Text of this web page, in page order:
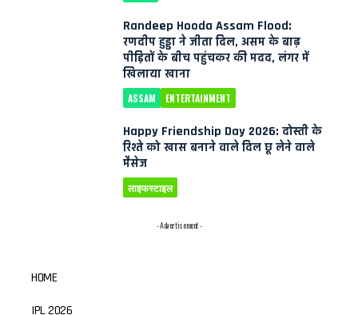
Randeep Hooda Assam Flood:
रणदीप हुड्डा ने जीता दिल, असम के बाढ़
पीड़ितों के बीच पहुंचकर की मदद, लंगर में
खिलाया खाना
ASSAM ENTERTAINMENT
Happy Friendship Day 2026: दोस्ती के
रिश्ते को खास बनाने वाले दिल छू लेने वाले
मैसेज
लाइफस्टाइल
- Advertisement -
HOME
IPL 2026